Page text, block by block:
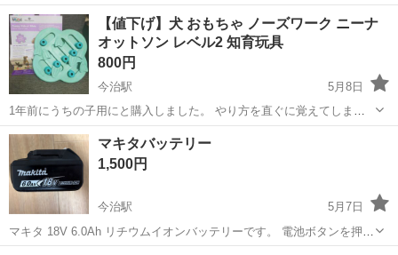
ペット用スリングです。 ・飼い主の負担を軽減する軽い着心地。 ・両
手フリーでお買い物や家事などが楽です。 ・飛び出し防止のストラッ
プ付きで安心...
愛媛 今治市 今治駅 その他
【値下げ】犬 おもちゃ ノーズワーク ニーナ
オットソン レベル2 知育玩具
800円
今治駅
5月8日
1年前にうちの子用にと購入しました。 やり方を直ぐに覚えてしまっ
たので、月に１回程度しか使用していません。 新しくレベル3を購入
したので、こちらは出品します。 使用感はあり、爪の後などもありま
すが、全体的に綺麗な方だと思...
愛媛 今治市 今治駅 その他
マキタバッテリー
1,500円
今治駅
5月7日
マキタ 18V 6.0Ah リチウムイオンバッテリーです。 電池ボタンを押す
と左右交互に点滅し、使用、充電できません。 ジャンク品のため、修